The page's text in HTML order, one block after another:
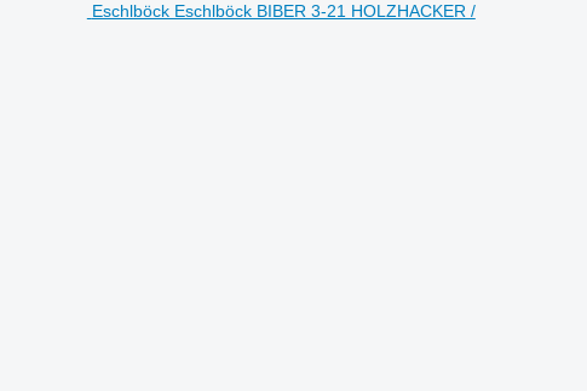
Eschlböck Eschlböck BIBER 3-21 HOLZHACKER /